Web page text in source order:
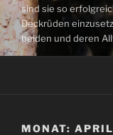
sind sie so
Deckrüden
beiden und deren
MONAT: